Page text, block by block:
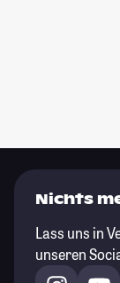
Nichts
Lass uns in
unseren